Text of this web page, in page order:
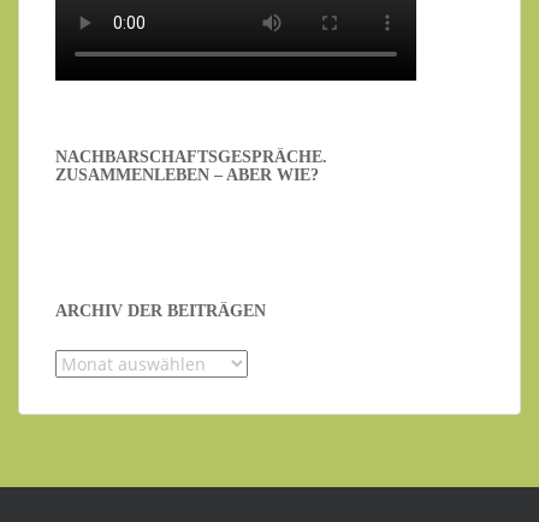
NACHBARSCHAFTSGESPRÄCHE.
ZUSAMMENLEBEN – ABER WIE?
ARCHIV DER BEITRÄGEN
Archiv
Beiträgen